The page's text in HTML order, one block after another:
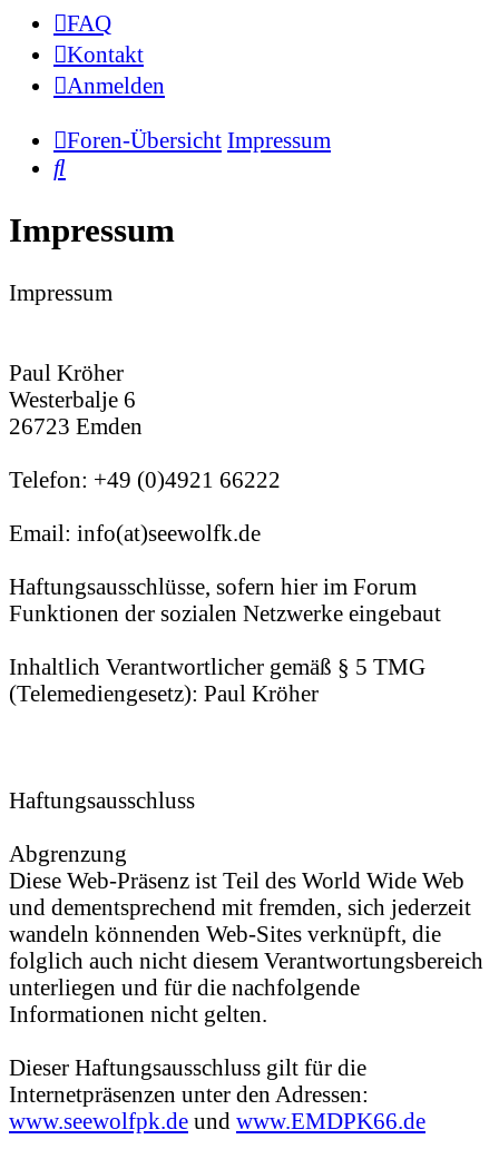
FAQ
Kontakt
Anmelden
Foren-Übersicht Impressum
Impressum
Impressum
Paul Kröher
Westerbalje 6
26723 Emden
Telefon: +49 (0)4921 66222
Email: info(at)seewolfk.de
Haftungsausschlüsse, sofern hier im Forum
Funktionen der sozialen Netzwerke eingebaut
Inhaltlich Verantwortlicher gemäß § 5 TMG
(Telemediengesetz): Paul Kröher
Haftungsausschluss
Abgrenzung
Diese Web-Präsenz ist Teil des World Wide Web
und dementsprechend mit fremden, sich jederzeit
wandeln könnenden Web-Sites verknüpft, die
folglich auch nicht diesem Verantwortungsbereich
unterliegen und für die nachfolgende
Informationen nicht gelten.
Dieser Haftungsausschluss gilt für die
Internetpräsenzen unter den Adressen:
www.seewolfpk.de und www.EMDPK66.de